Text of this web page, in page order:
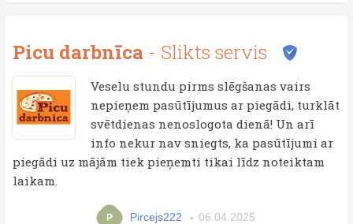
Picu darbnīca - Slikts servis
Veselu stundu pirms slēgšanas vairs
nepieņem pasūtījumus ar piegādi, turklāt
svētdienas nenoslogota dienā! Un arī
info nekur nav sniegts, ka pasūtījumi ar
piegādi uz mājām tiek pieņemti tikai līdz noteiktam
laikam.
P Pircejs222 06.04.2025